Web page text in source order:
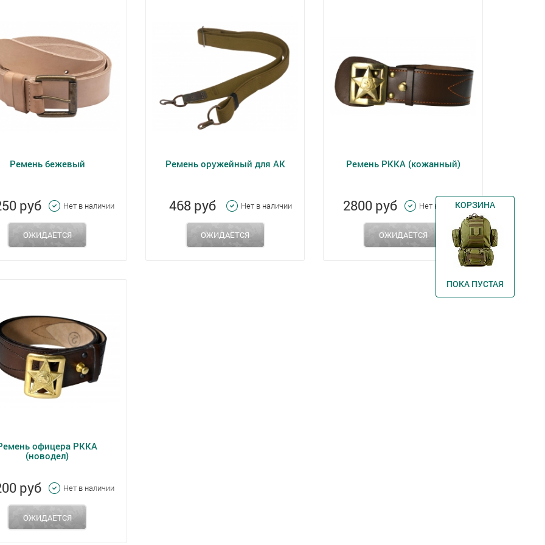
Ремень бежевый
руб Нет в наличии
ОЖИДАЕТСЯ
Ремень оружейный для АК
468 руб Нет в наличии
ОЖИДАЕТСЯ
Ремень РККА (кожанный)
2800 руб Нет в наличии
ОЖИДАЕТСЯ
офицера РККА
(новодел)
руб Нет в наличии
ОЖИДАЕТСЯ
КОРЗИНА
ПОКА ПУСТАЯ